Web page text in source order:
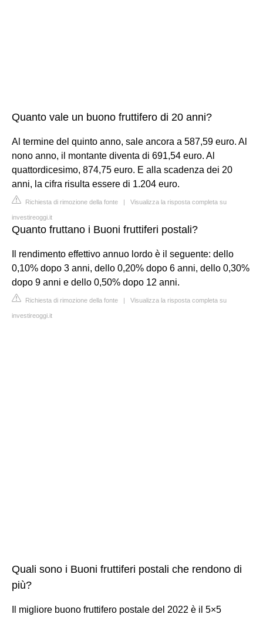
Quanto vale un buono fruttifero di 20 anni?
Al termine del quinto anno, sale ancora a 587,59 euro. Al
nono anno, il montante diventa di 691,54 euro. Al
quattordicesimo, 874,75 euro. E alla scadenza dei 20
anni, la cifra risulta essere di 1.204 euro.
Richiesta di rimozione della fonte | Visualizza la risposta completa su
investireoggi.it
Quanto fruttano i Buoni fruttiferi postali?
Il rendimento effettivo annuo lordo è il seguente: dello
0,10% dopo 3 anni, dello 0,20% dopo 6 anni, dello 0,30%
dopo 9 anni e dello 0,50% dopo 12 anni.
Richiesta di rimozione della fonte | Visualizza la risposta completa su
investireoggi.it
Quali sono i Buoni fruttiferi postali che rendono di
più?
Il migliore buono fruttifero postale del 2022 è il 5×5